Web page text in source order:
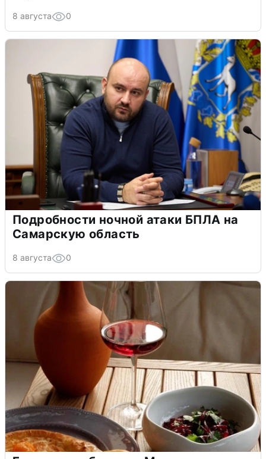
8 августа 0
Подробности ночной атаки БПЛА на
Самарскую область
8 августа 0